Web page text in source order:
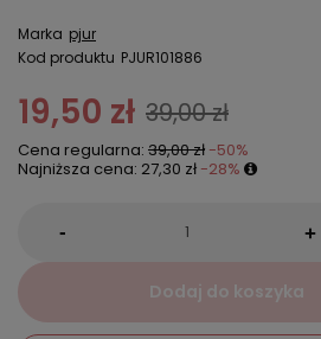
Marka pjur
Kod produktu PJUR101886
19,50 zł 39,00 zł
Cena regularna: 39,00 zł -50%
Najniższa cena: 27,30 zł -28%
- +
Dodaj do koszyka